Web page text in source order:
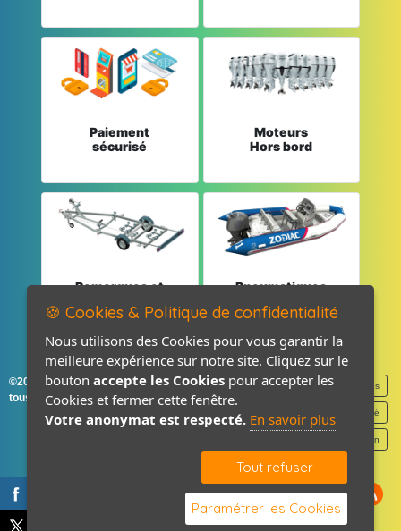
Paiement
sécurisé
Moteurs
Hors bord
Remorques et
Pneumatiques
©2026-2027 France Accastillage
tous droits réservés
Mentions légales
Politique de confidentialité
Contact / Plan
🍪 Cookies & Politique de confidentialité
Nous utilisons des Cookies pour vous garantir la
meilleure expérience sur notre site. Cliquez sur le
bouton accepte les Cookies pour accepter les
Cookies et fermer cette fenêtre.
Votre anonymat est respecté. En savoir plus
Tout refuser
Paramétrer les Cookies